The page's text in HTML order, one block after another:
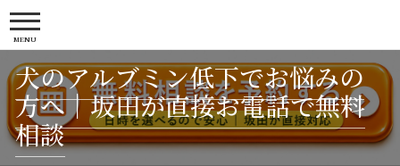
MENU
犬のアルブミン低下でお悩みの
方へ｜坂田が直接お電話で無料
相談